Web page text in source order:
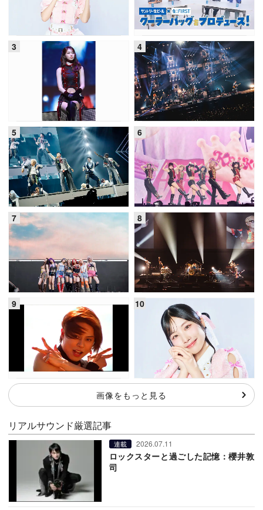
画像をもっと見る
リアルサウンド厳選記事
連載 2026.07.11
ロックスターと過ごした記憶：櫻井敦
司